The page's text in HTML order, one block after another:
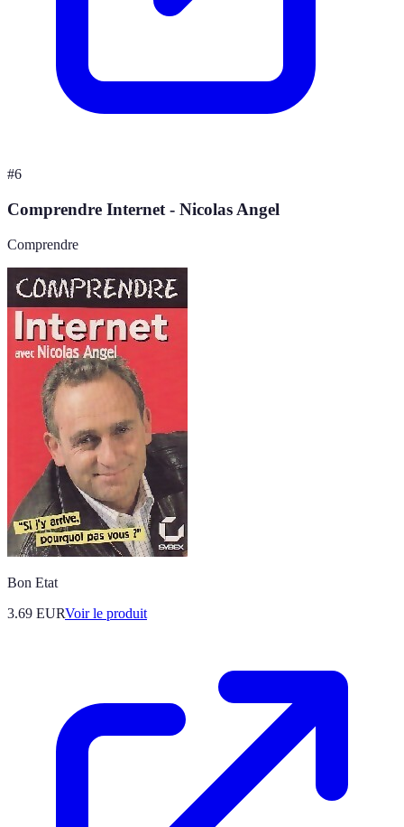
#6
Comprendre Internet - Nicolas Angel
Comprendre
Bon Etat
3.69 EURVoir le produit